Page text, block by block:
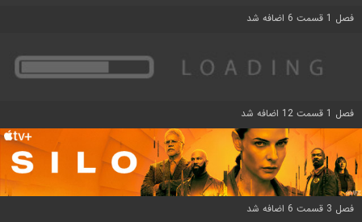
فصل 1 قسمت 6 اضافه شد
فصل 1 قسمت 12 اضافه شد
فصل 3 قسمت 6 اضافه شد